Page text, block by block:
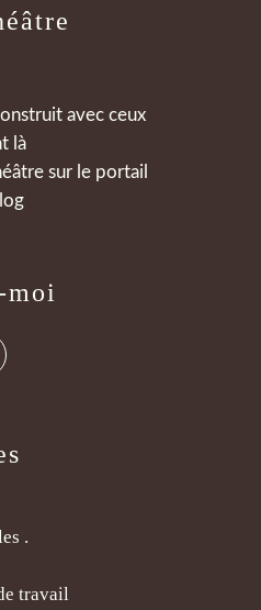
.
travail
avec ceux
là
sur le portail
moi